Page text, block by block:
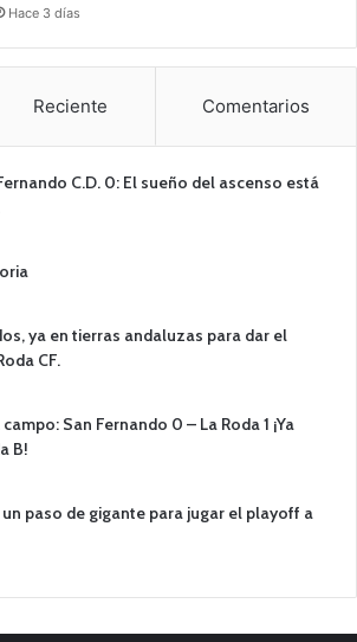
Hace 3 días
Reciente Comentarios
C.D. 0: El sueño del ascenso está
ya en tierras andaluzas para dar el
CF.
San Fernando 0 – La Roda 1 ¡Ya
B!
paso de gigante para jugar el playoff a